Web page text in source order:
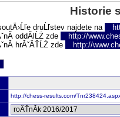
Historie
druĹľstev najdete na
oddĂ­lĹŻ zde
http://
hrĂˇÄŤĹŻ zde
http://
http://chess-results.com/